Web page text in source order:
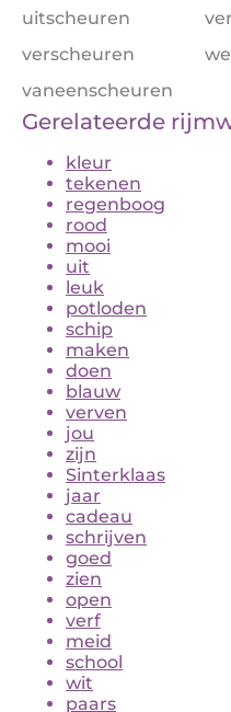
uitscheuren
verscheuren
vaneenscheuren
Gerelateerde
kleur
tekenen
regenboog
rood
mooi
uit
leuk
potloden
schip
maken
doen
blauw
verven
jou
zijn
Sinterklaas
jaar
cadeau
schrijven
goed
zien
open
verf
meid
school
wit
paars